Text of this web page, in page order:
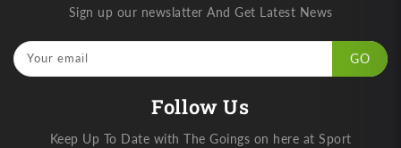
Sign up our newslatter And Get Latest News
Your email GO
Follow Us
Keep Up To Date with The Goings on here at Sport